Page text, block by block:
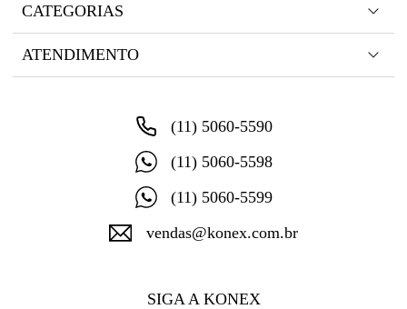
CATEGORIAS
ATENDIMENTO
(11) 5060-5590
(11) 5060-5598
(11) 5060-5599
vendas@konex.com.br
SIGA A KONEX